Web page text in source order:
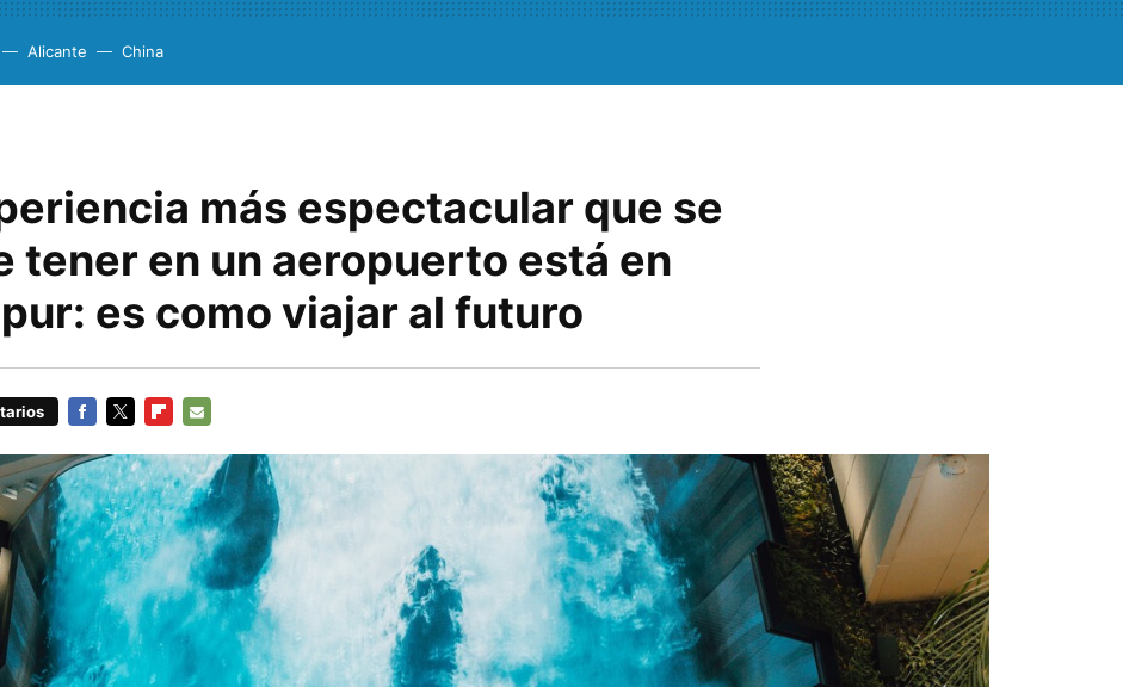
Alicante China
más espectacular que se
tener en un aeropuerto está en
es como viajar al futuro
MAIL